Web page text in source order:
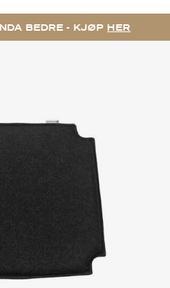
BEDRE - KJØP HER